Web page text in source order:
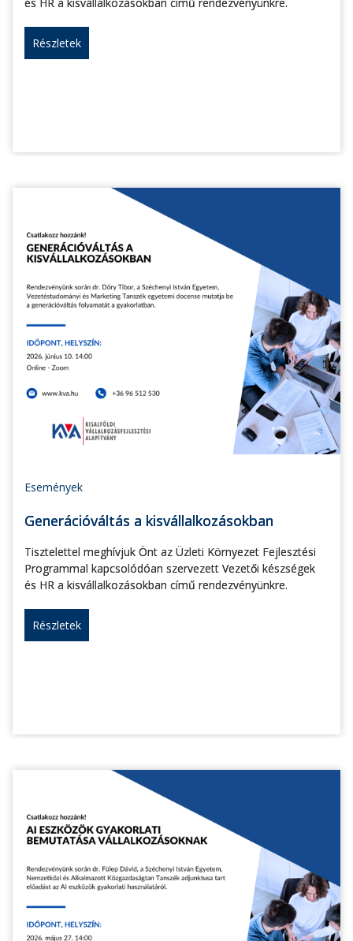
és HR a kisvállalkozásokban című rendezvényünkre.
Részletek
Események
Generációváltás a kisvállalkozásokban
Tisztelettel meghívjuk Önt az Üzleti Környezet Fejlesztési
Programmal kapcsolódóan szervezett Vezetői készségek
és HR a kisvállalkozásokban című rendezvényünkre.
Részletek